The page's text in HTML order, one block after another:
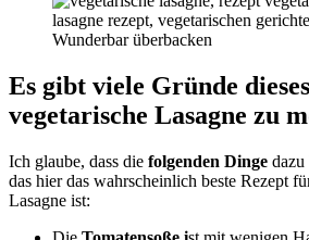
Wunderbar überbacken
Es gibt viele Gründe
vegetarische Lasagne zu
Ich glaube, dass die folgenden Dinge dazu
das hier das wahrscheinlich beste Rezept
Lasagne ist: